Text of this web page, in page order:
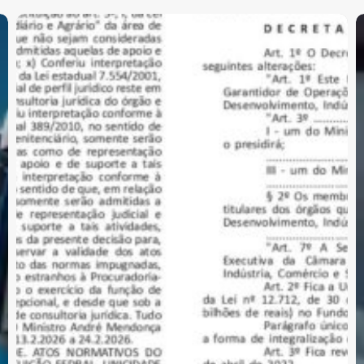
Reforma
Tributária:
publicado
decreto
que
regulamenta
a
CBS
é